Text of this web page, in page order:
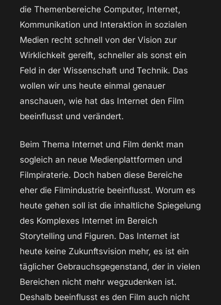
die Themenbereiche Computer, Internet,
Kommunikation und Interaktion in sozialen
Medien recht schnell von der Vision zur
Wirklichkeit gereift, schneller als sonst ein
Feld in der Wissenschaft und Technik. Das
wollen wir uns heute einmal genauer
anschauen, wie hat das Internet den Film
beeinflusst und verändert.
Beim Thema Internet und Film denkt man
sogleich an neue Medienplattformen und
Filmpiraterie. Doch haben diese Bereiche
eher die Filmindustrie beeinflusst. Worum es
heute gehen soll ist die inhaltliche Spiegelung
des Komplexes Internet im Bereich
Storytelling und Figuren. Das Internet ist
heute keine Zukunftsvision mehr, es ist ein
täglicher Gebrauchsgegenstand, der in vielen
Bereichen nicht mehr wegzudenken ist.
Deshalb beeinflusst es den Film auch nicht